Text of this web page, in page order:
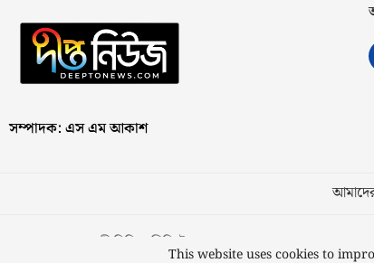
সম্পাদক: এস এম আকাশ
স্বত্ব © ২০২৩ কাজী মিডিয়া লিমিটেডThis website uses cookies to